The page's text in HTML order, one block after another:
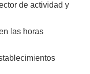
de actividad y
las horas